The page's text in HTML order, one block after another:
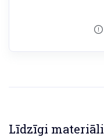
Līdzīgi materiāli